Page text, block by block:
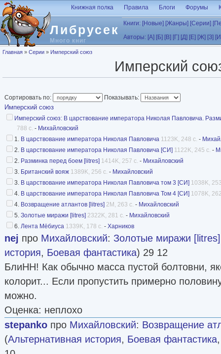
Перейти к основному содержанию
Либрусек
Много книг
Книжная полка Правила Блоги Форумы
Книги: [Новые] [Жанры] [Серии]
Авторы: [А] [Б] [В] [Г] [Д] [Е] [Ж] [З]
Вы здесь
Главная » Серии » Имперский союз
Имперский
Сортировать по: Показывать:
Имперский союз
Имперский союз: В царствование императора Николая Павловича.
788 с. - Михайловский
1. В царствование императора Николая Павловича 1123K, 248 с. -
2. В царствование императора Николая Павловича [СИ] 1122K, 245 с. -
2. Разминка перед боем [litres] 1414K, 257 с. - Михайловский
3. Британский вояж 1389K, 256 с. - Михайловский
3. В царствование императора Николая Павловича том 3 [СИ] 1038K,
4. В царствование императора Николая Павловича Том 4 [СИ] 1078K,
4. Возвращение атлантов [litres] 2M, 263 с. - Михайловский
5. Золотые миражи [litres] 2322K, 281 с. - Михайловский
6. Лента Мёбиуса 1339K, 178 с. - Харников
nej про Михайловский: Золотые миражи [litres]
история, Боевая фантастика) 29 12
БлиНН! Как обычно масса пустой болтовни,
колорит... Если пропустить примерно
можно.
Оценка: неплохо
stepanko про Михайловский: Возвращение
(Альтернативная история, Боевая фантастика